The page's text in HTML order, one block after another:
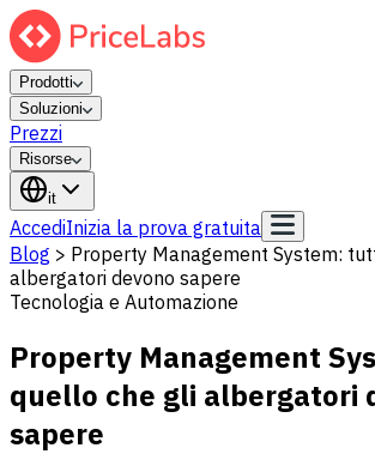
Prodotti
Soluzioni
Prezzi
Risorse
it
AccediInizia la prova gratuita
Blog > Property Management System:
albergatori devono sapere
Tecnologia e Automazione
Property Management
quello che gli albergatori
sapere